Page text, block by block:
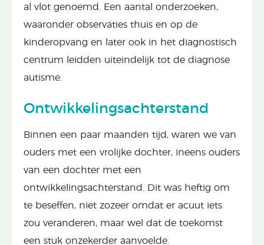
al vlot genoemd. Een aantal onderzoeken,
waaronder observaties thuis en op de
kinderopvang en later ook in het diagnostisch
centrum leidden uiteindelijk tot de diagnose
autisme.
Ontwikkelingsachterstand
Binnen een paar maanden tijd, waren we van
ouders met een vrolijke dochter, ineens ouders
van een dochter met een
ontwikkelingsachterstand. Dit was heftig om
te beseffen, niet zozeer omdat er acuut iets
zou veranderen, maar wel dat de toekomst
een stuk onzekerder aanvoelde.